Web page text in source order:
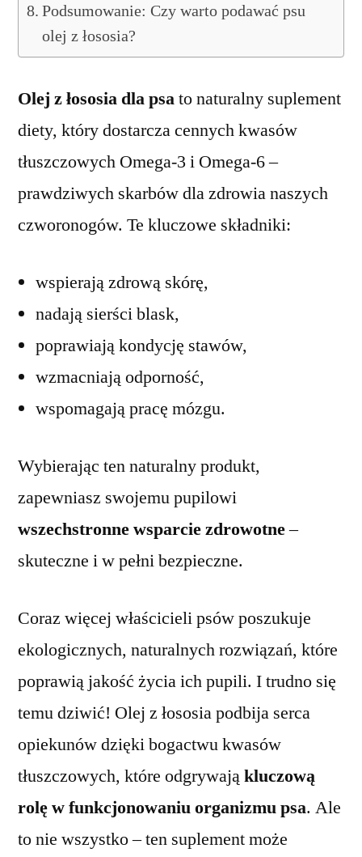
Podsumowanie: Czy warto podawać psu
olej z łososia?
Olej z łososia dla psato naturalny suplement
diety, który dostarcza cennych kwasów
tłuszczowych Omega-3 i Omega-6 –
prawdziwych skarbów dla zdrowia naszych
czworonogów. Te kluczowe składniki:
wspierają zdrową skórę,
nadają sierści blask,
poprawiają kondycję stawów,
wzmacniają odporność,
wspomagają pracę mózgu.
Wybierając ten naturalny produkt,
zapewniasz swojemu pupilowi
wszechstronne wsparcie zdrowotne–
skuteczne i w pełni bezpieczne.
Coraz więcej właścicieli psów poszukuje
ekologicznych, naturalnych rozwiązań, które
poprawią jakość życia ich pupili. I trudno się
temu dziwić! Olej z łososia podbija serca
opiekunów dzięki bogactwu kwasów
tłuszczowych, które odgrywająkluczową
rolę w funkcjonowaniu organizmu psa. Ale
to nie wszystko – ten suplement może